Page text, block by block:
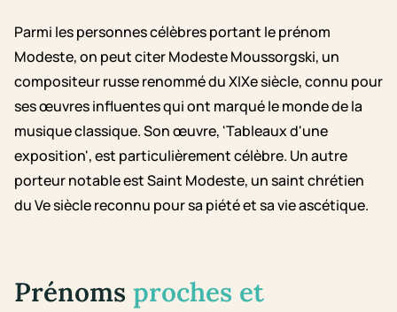
Parmi les personnes célèbres portant le prénom
Modeste, on peut citer Modeste Moussorgski, un
compositeur russe renommé du XIXe siècle, connu pour
ses œuvres influentes qui ont marqué le monde de la
musique classique. Son œuvre, 'Tableaux d'une
exposition', est particulièrement célèbre. Un autre
porteur notable est Saint Modeste, un saint chrétien
du Ve siècle reconnu pour sa piété et sa vie ascétique.
Prénoms proches et